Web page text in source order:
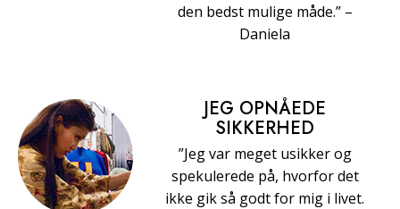
den bedst mulige måde.” –
Daniela
JEG OPNÅEDE
SIKKERHED
”Jeg var meget usikker og
spekulerede på, hvorfor det
ikke gik så godt for mig i livet.